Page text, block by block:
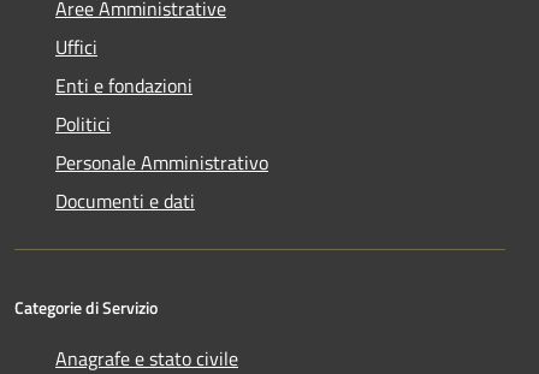
Aree Amministrative
Uffici
Enti e fondazioni
Politici
Personale Amministrativo
Documenti e dati
Categorie di Servizio
Anagrafe e stato civile